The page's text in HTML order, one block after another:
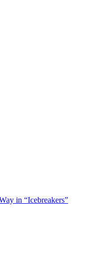
in “Icebreakers”